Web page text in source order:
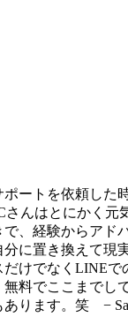
ートを依頼した
さんはとにかく
、経験からアド
に置き換えて現
けでなくLINEで
無料でここまでし
あります。笑 −